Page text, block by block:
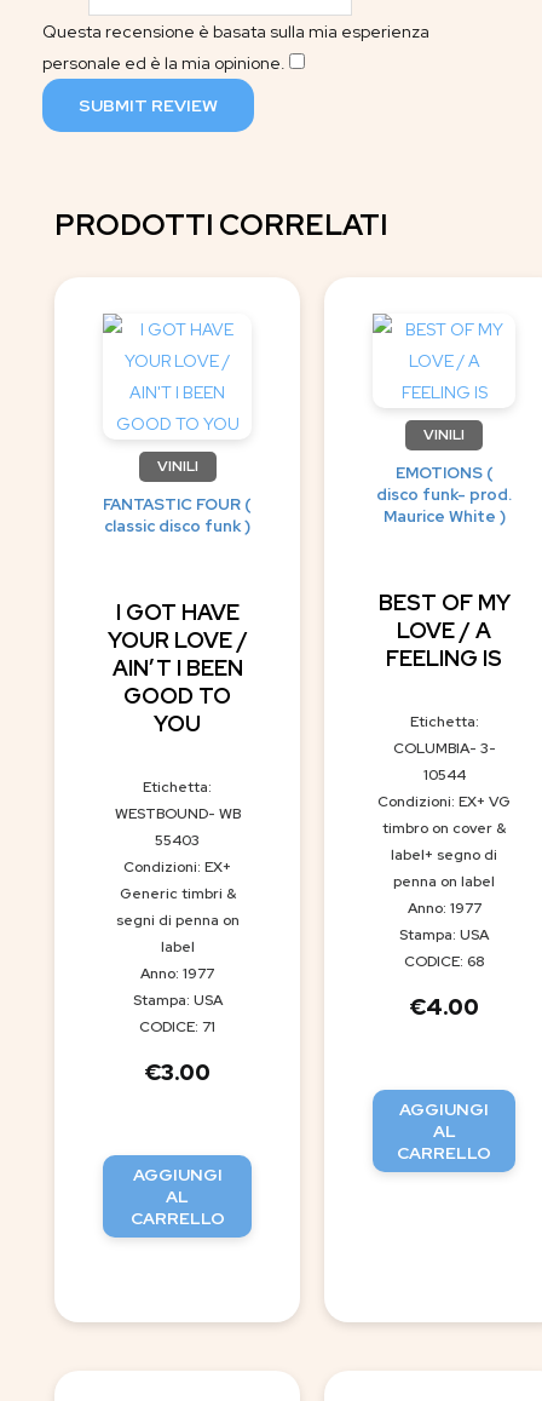
Questa recensione è basata sulla mia esperienza
personale ed è la mia opinione.
SUBMIT REVIEW
PRODOTTI CORRELATI
VINILI
FANTASTIC FOUR (
classic disco funk )
I GOT HAVE
YOUR LOVE /
AIN’T I BEEN
GOOD TO
YOU
Etichetta:
WESTBOUND- WB
55403
Condizioni: EX+
Generic timbri &
segni di penna on
label
Anno: 1977
Stampa: USA
CODICE: 71
€3.00
AGGIUNGI
AL
CARRELLO
VINILI
EMOTIONS (
disco funk- prod.
Maurice White )
BEST OF MY
LOVE / A
FEELING IS
Etichetta:
COLUMBIA- 3-
10544
Condizioni: EX+ VG
timbro on cover &
label+ segno di
penna on label
Anno: 1977
Stampa: USA
CODICE: 68
€4.00
AGGIUNGI
AL
CARRELLO